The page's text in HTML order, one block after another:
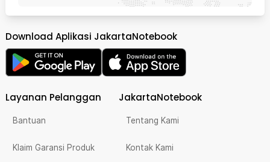
Download Aplikasi JakartaNotebook
Layanan Pelanggan
Bantuan
Klaim Garansi Produk
JakartaNotebook
Tentang Kami
Kontak Kami